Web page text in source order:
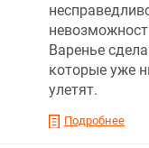
Варенье
которые уже
улетят.
Подробнее